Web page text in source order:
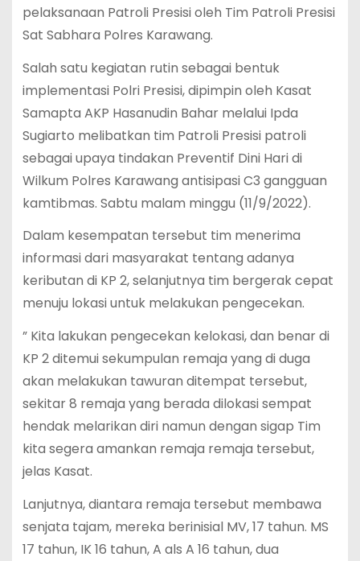
pelaksanaan Patroli Presisi oleh Tim Patroli Presisi
Sat Sabhara Polres Karawang.
Salah satu kegiatan rutin sebagai bentuk
implementasi Polri Presisi, dipimpin oleh Kasat
Samapta AKP Hasanudin Bahar melalui Ipda
Sugiarto melibatkan tim Patroli Presisi patroli
sebagai upaya tindakan Preventif Dini Hari di
Wilkum Polres Karawang antisipasi C3 gangguan
kamtibmas. Sabtu malam minggu (11/9/2022).
Dalam kesempatan tersebut tim menerima
informasi dari masyarakat tentang adanya
keributan di KP 2, selanjutnya tim bergerak cepat
menuju lokasi untuk melakukan pengecekan.
” Kita lakukan pengecekan kelokasi, dan benar di
KP 2 ditemui sekumpulan remaja yang di duga
akan melakukan tawuran ditempat tersebut,
sekitar 8 remaja yang berada dilokasi sempat
hendak melarikan diri namun dengan sigap Tim
kita segera amankan remaja remaja tersebut,
jelas Kasat.
Lanjutnya, diantara remaja tersebut membawa
senjata tajam, mereka berinisial MV, 17 tahun. MS
17 tahun, IK 16 tahun, A als A 16 tahun, dua